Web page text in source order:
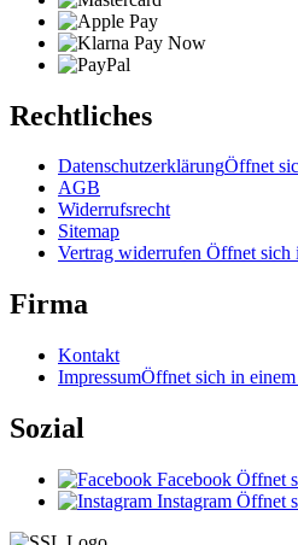
Rechtliches
DatenschutzerklärungÖffnet
AGB
Widerrufsrecht
Sitemap
Vertrag widerrufen Öffnet sich
Firma
Kontakt
ImpressumÖffnet sich in
Sozial
Facebook Öffnet
Instagram Öffnet